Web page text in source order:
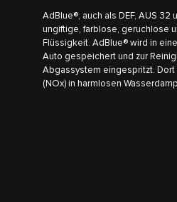
AdBlue®, auch als DEF, AUS 32
ungiftige, farblose, geruchlose
Flüssigkeit. AdBlue® wird in
Auto gespeichert und zur
Abgassystem eingespritzt.
(NOx) in harmlosen